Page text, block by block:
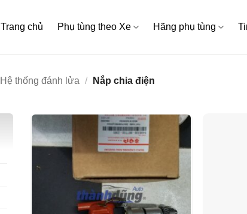
Trang chủ Phụ tùng theo Xe Hãng phụ tùng
Hệ thống đánh lửa / Nắp chia điện